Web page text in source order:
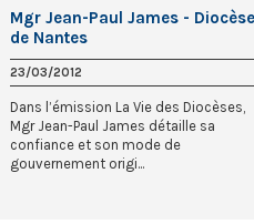
Mgr Jean-Paul James - Diocèse
de Nantes
23/03/2012
Dans l’émission La Vie des Diocèses,
Mgr Jean-Paul James détaille sa
confiance et son mode de
gouvernement origi...